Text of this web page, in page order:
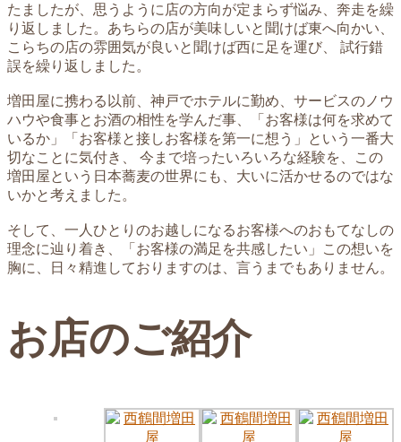
たましたが、思うように店の方向が定まらず悩み、奔走を繰
り返しました。あちらの店が美味しいと聞けば東へ向かい、
こらちの店の雰囲気が良いと聞けば西に足を運び、 試行錯
誤を繰り返しました。
増田屋に携わる以前、神戸でホテルに勤め、サービスのノウ
ハウや食事とお酒の相性を学んだ事、「お客様は何を求めて
いるか」「お客様と接しお客様を第一に想う」という一番大
切なことに気付き、 今まで培ったいろいろな経験を、この
増田屋という日本蕎麦の世界にも、大いに活かせるのではな
いかと考えました。
そして、一人ひとりのお越しになるお客様へのおもてなしの
理念に辿り着き、「お客様の満足を共感したい」この想いを
胸に、日々精進しておりますのは、言うまでもありません。
お店のご紹介